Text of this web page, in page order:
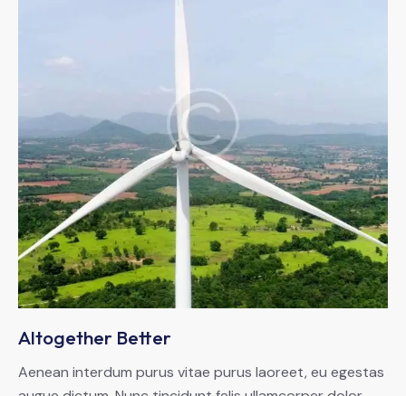
Altogether Better
Aenean interdum purus vitae purus laoreet, eu egestas